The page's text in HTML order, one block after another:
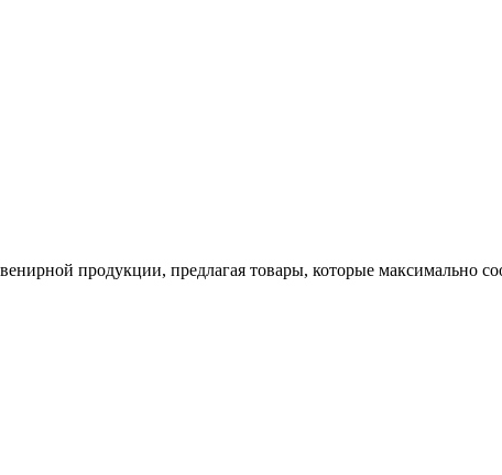
продукции, предлагая товары, которые максимально